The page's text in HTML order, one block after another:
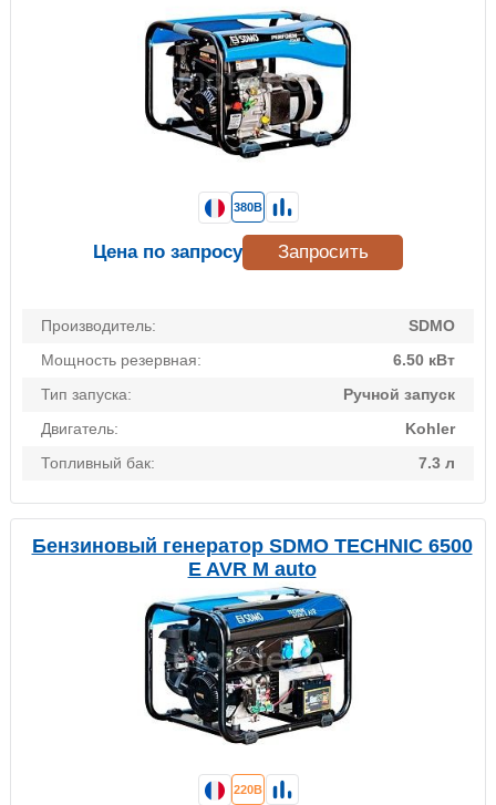
Производитель:
SDMO
Мощность резервная:
6.50 кВт
Тип запуска:
Ручной запуск
Двигатель:
Kohler
Топливный бак:
7.3 л
380В
Цена по запросу Запросить
Бензиновый генератор SDMO TECHNIC 6500
E AVR M auto
220В